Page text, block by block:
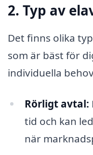
2. Typ av
Det finns olika
som är bäst för
individuella
Rörligt avtal:
tid och kan
när